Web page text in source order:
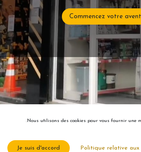
Commencez votre
Nous utilisons des cookies pour vous fournir une
Politique relative aux
Je suis d'accord